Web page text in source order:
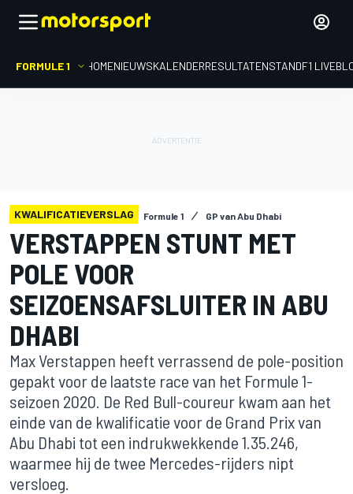
FORMULE 1 HOMENIEUWSKALENDERRESULTATENSTANDF1
KWALIFICATIEVERSLAG Formule 1 GP van Abu Dhabi
VERSTAPPEN STUNT MET
POLE VOOR
SEIZOENSAFSLUITER IN ABU
DHABI
Max Verstappen heeft verrassend de pole-position
gepakt voor de laatste race van het Formule 1-
seizoen 2020. De Red Bull-coureur kwam aan het
einde van de kwalificatie voor de Grand Prix van
Abu Dhabi tot een indrukwekkende 1.35.246,
waarmee hij de twee Mercedes-rijders nipt
versloeg.